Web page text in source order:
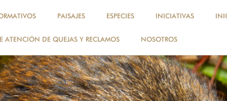
PAISAJES ESPECIES INICIATIVAS
ATENCIÓN DE QUEJAS Y RECLAMOS NOSOTROS